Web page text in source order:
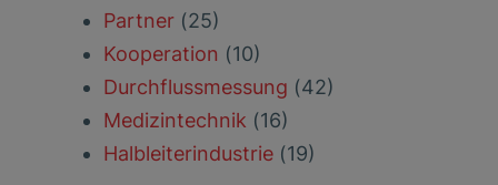
Partner (25)
Kooperation (10)
Durchflussmessung (42)
Medizintechnik (16)
Halbleiterindustrie (19)